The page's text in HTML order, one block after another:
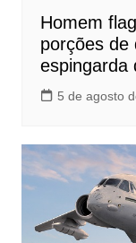
Homem
porções de
espingarda
5 de agosto